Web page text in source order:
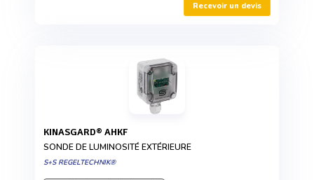
Recevoir un devis
KINASGARD® AHKF
SONDE DE LUMINOSITÉ EXTÉRIEURE
S+S REGELTECHNIK®